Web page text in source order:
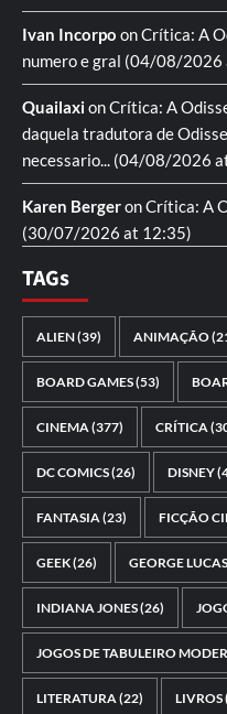
Ivan Incorpo onCrítica: A
numero e gral (04/08/2026
QuailaxionCrítica: A
daquela tradutora de
necessario... (04/08/2026
Karen BergeronCrítica: A
(30/07/2026 at 12:35)
TAGs
ALIEN(39) ANIMAÇÃO
BOARD GAMES(53)
CINEMA(377) CRÍTICA
DC COMICS(26) DISNEY
FANTASIA(23) FICÇÃO
GEEK(26) GEORGE LUCAS
INDIANA JONES(26)
JOGOS DE TABULEIRO
LITERATURA(22) LIVROS